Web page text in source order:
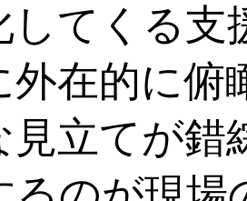
してくる支
外在的に
見立てが